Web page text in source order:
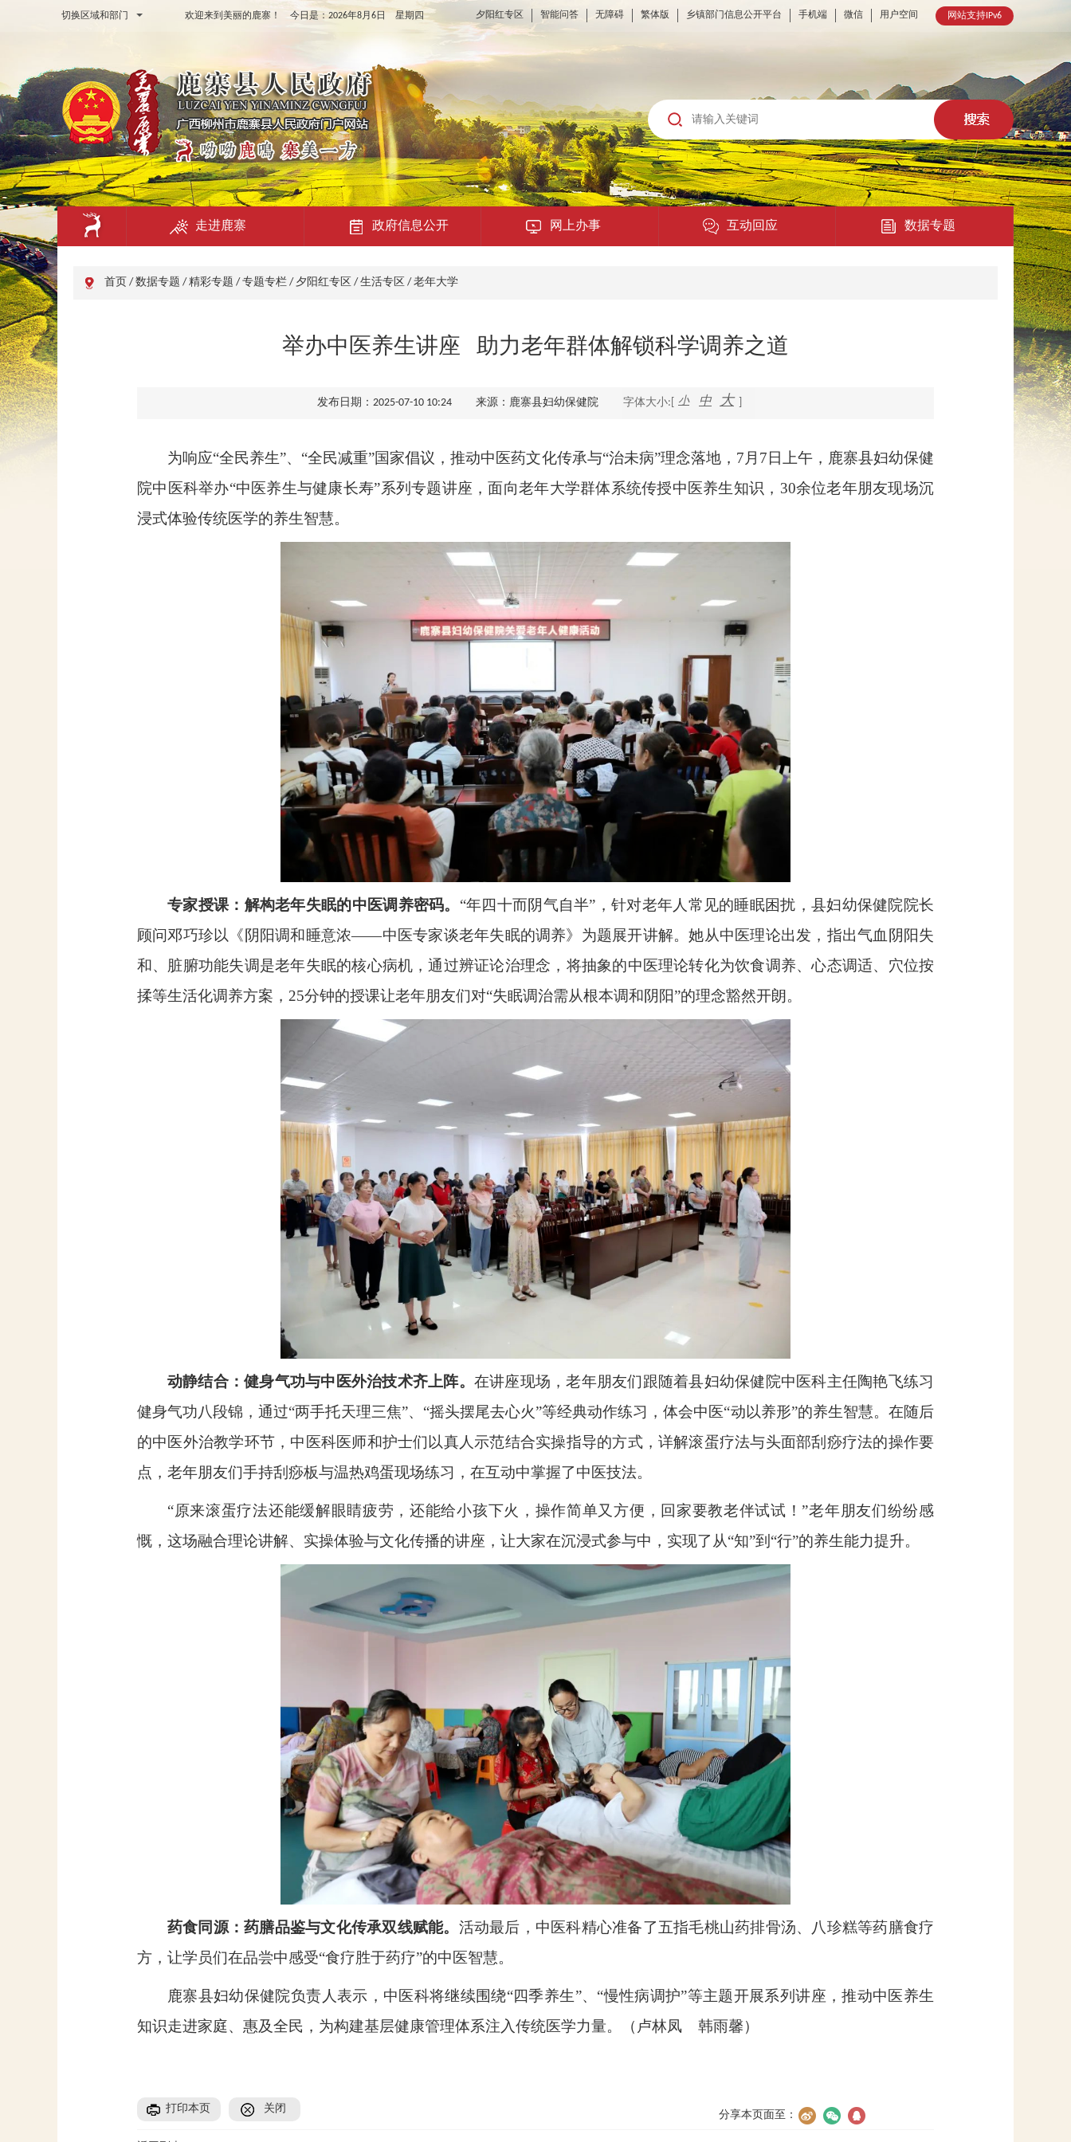
切换区域和部门 网站支持IPv6
夕阳红专区 智能问答 无障碍 繁体版 乡镇部门信息公开平台 手机端 微信 用户空间
欢迎来到美丽的鹿寨！ 今日是： 2026年8月6日 星期四
走进鹿寨 政府信息公开 网上办事
便民提示
利企查询
互动回应
在线访谈
数据专题
首页 / 数据专题 / 精彩专题 / 专题专栏 / 夕阳红专区 / 生活专区 / 老年大学
举办中医养生讲座 助力老年群体解锁科学调养之道
发布日期：2025-07-10 10:24 来源：鹿寨县妇幼保健院 字体大小:[ 小 中 大
为响应“全民养生”、“全民减重”国家倡议，推动中医药文化传承与“治未病”理念落地， 7 月 7 日上午，鹿寨县妇幼保健
院中医科举办“中医养生与健康长寿”系列专题讲座，面向老年大学群体系统传授中医养生知识， 30余位老年朋友现场沉
浸式体验传统医学的养生智慧。
专家授课：解构老年失眠的中医调养密码。 “年四十而阴气自半”，针对老年人常见的睡眠困扰，县妇幼保健院院长
顾问邓巧珍以《阴阳调和睡意浓——中医专家谈老年失眠的调养》为题展开讲解。她从中医理论出发，指出气血阴阳失
和、脏腑功能失调是老年失眠的核心病机，通过辨证论治理念，将抽象的中医理论转化为饮食调养、心态调适、穴位按
揉等生活化调养方案， 25分钟的授课让老年朋友们对“失眠调治需从根本调和阴阳”的理念豁然开朗。
动静结合：健身气功与中医外治技术齐上阵。 在讲座现场，老年朋友们跟随着县妇幼保健院中医科主任陶艳飞练习
健身气功八段锦，通过“两手托天理三焦”、“摇头摆尾去心火”等经典动作练习，体会中医“动以养形”的养生智慧。在随后
的中医外治教学环节，中医科医师和护士们以真人示范结合实操指导的方式，详解滚蛋疗法与头面部刮痧疗法的操作要
点，老年朋友们手持刮痧板与温热鸡蛋现场练习，在互动中掌握了中医技法。
“原来滚蛋疗法还能缓解眼睛疲劳，还能给小孩下火，操作简单又方便，回家要教老伴试试！”老年朋友们纷纷感
慨，这场融合理论讲解、实操体验与文化传播的讲座，让大家在沉浸式参与中，实现了从“知”到“行”的养生能力提升。
药食同源：药膳品鉴与文化传承双线赋能。 活动最后，中医科精心准备了五指毛桃山药排骨汤、八珍糕等药膳食疗
方，让学员们在品尝中感受“食疗胜于药疗”的中医智慧。
鹿寨县妇幼保健院负责人表示，中医科将继续围绕“四季养生”、“慢性病调护”等主题开展系列讲座，推动中医养生
知识走进家庭、惠及全民，为构建基层健康管理体系注入传统医学力量。（卢林凤 韩雨馨）
打印本页 关闭
分享本页面至：